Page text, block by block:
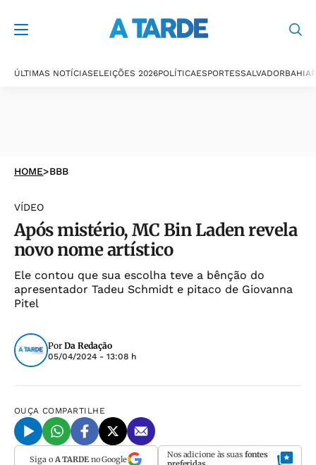
ÚLTIMAS NOTÍCIASELEIÇÕES 2026POLÍTICAESPORTESSALVADORBAHIA
HOME>BBB
VÍDEO
Após mistério, MC Bin Laden revela
novo nome artístico
Ele contou que sua escolha teve a bênção do
apresentador Tadeu Schmidt e pitaco de Giovanna
Pitel
Por Da Redação
05/04/2024 - 13:08 h
OUÇA COMPARTILHE
Siga o A TARDEno Google Nos adicione às suas fontes